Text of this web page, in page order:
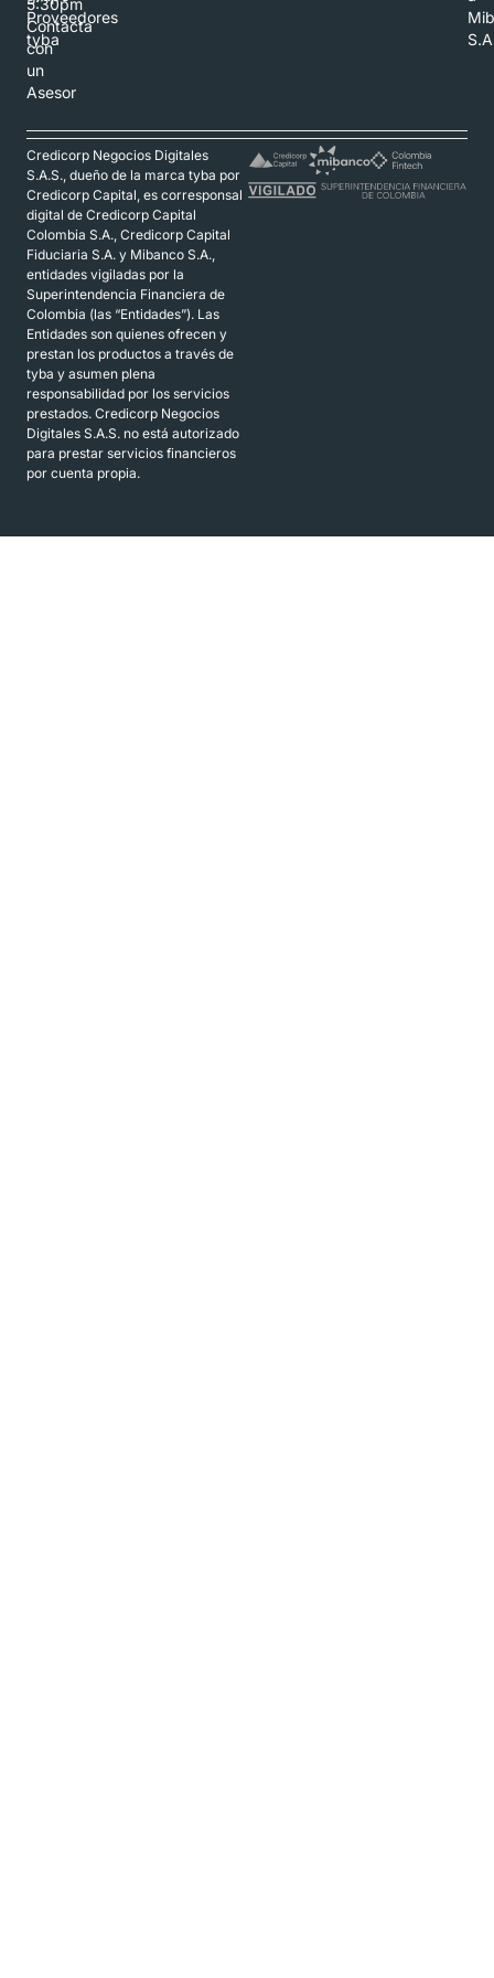
Contacta
con
un
Asesor
Proveedores
tyba
Credicorp Negocios Digitales
S.A.S., dueño de la marca tyba por
Credicorp Capital, es corresponsal
digital de Credicorp Capital
Colombia S.A., Credicorp Capital
Fiduciaria S.A. y Mibanco S.A.,
entidades vigiladas por la
Superintendencia Financiera de
Colombia (las “Entidades”). Las
Entidades son quienes ofrecen y
prestan los productos a través de
tyba y asumen plena
responsabilidad por los servicios
prestados. Credicorp Negocios
Digitales S.A.S. no está autorizado
para prestar servicios financieros
por cuenta propia.